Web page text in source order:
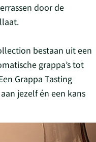
door de
bestaan uit een
grappa’s tot
Grappa Tasting
jezelf én een kans